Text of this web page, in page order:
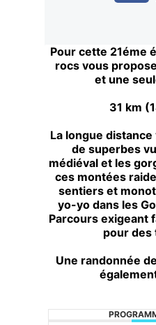
Pour cette 21éme
rocs vous
et une
31 km
La longue
de superbes
médiéval et les
ces montées
sentiers et
yo-yo dans les
Parcours exigeant
pour des
Une randonnée